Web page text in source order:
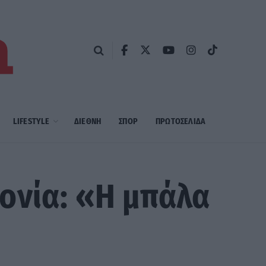
LIFESTYLE ΔΙΕΘΝΗ ΣΠΟΡ ΠΡΩΤΟΣΈΛΙΔΑ
«Η μπάλα